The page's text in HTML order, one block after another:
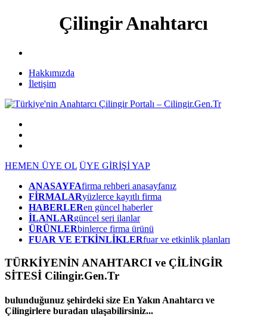
Çilingir Anahtarcı
Hakkımızda
İletişim
HEMEN ÜYE OL ÜYE GİRİŞİ YAP
ANASAYFAfirma rehberi anasayfanız
FİRMALARyüzlerce kayıtlı firma
HABERLERen güncel haberler
İLANLARgüncel seri ilanlar
ÜRÜNLERbinlerce firma ürünü
FUAR VE ETKİNLİKLERfuar ve etkinlik planları
TÜRKİYENİN ANAHTARCI ve ÇİLİNGİR
SİTESİ Cilingir.Gen.Tr
bulunduğunuz şehirdeki size En Yakın Anahtarcı ve
Çilingirlere buradan ulaşabilirsiniz...